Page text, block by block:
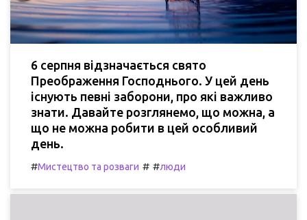
6 серпня відзначається свято
Преображення Господнього. У цей день
існують певні заборони, про які важливо
знати. Давайте розглянемо, що можна, а
що не можна робити в цей особливий
день.
#Мистецтво та розваги # #люди